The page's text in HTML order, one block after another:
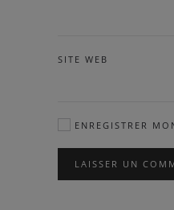
SITE WEB
ENREGISTRER
LAISSER UN